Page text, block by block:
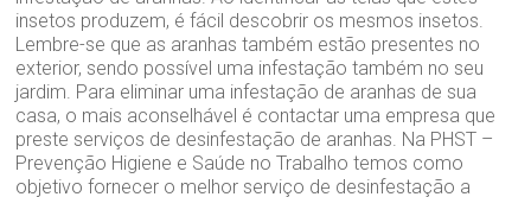
insetos produzem, é fácil descobrir os mesmos insetos.
Lembre-se que as aranhas também estão presentes no
exterior, sendo possível uma infestação também no seu
jardim. Para eliminar uma infestação de aranhas de sua
casa, o mais aconselhável é contactar uma empresa que
preste serviços de desinfestação de aranhas. Na PHST –
Prevenção Higiene e Saúde no Trabalho temos como
objetivo fornecer o melhor serviço de desinfestação a